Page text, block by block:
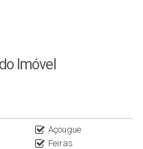
Imóvel
Açougue
Feiras